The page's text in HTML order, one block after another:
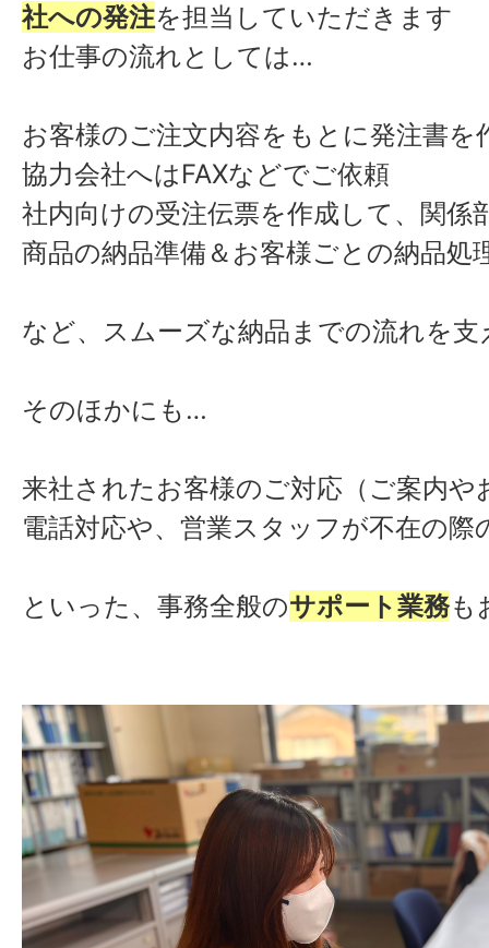
社への発注を担当していただきます
お仕事の流れとしては…
お客様のご注文内容をもとに発注書を
協力会社へはFAXなどでご依頼
社内向けの受注伝票を作成して、関係
商品の納品準備＆お客様ごとの納品処
など、スムーズな納品までの流れを
そのほかにも…
来社されたお客様のご対応（ご案内や
電話対応や、営業スタッフが不在の際
といった、事務全般のサポート業務も